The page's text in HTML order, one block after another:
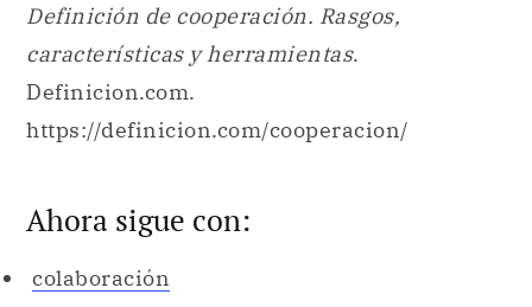
Definición de cooperación. Rasgos,
características y herramientas.
Definicion.com.
https://definicion.com/cooperacion/
Ahora sigue con:
colaboración